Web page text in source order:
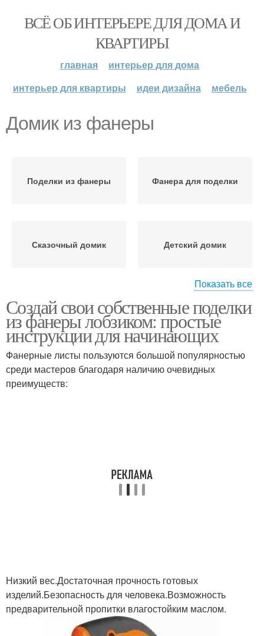
ВСЁ ОБ ИНТЕРЬЕРЕ ДЛЯ ДОМА И
КВАРТИРЫ
главная
интерьер для дома
интерьер для квартиры
идеи дизайна мебель
Домик из фанеры
Поделки из фанеры Фанера для поделки
Сказочный домик Детский домик
Домик на столбах Домик из дерева
Деревянный домик Домик для детей
Руки из фанеры
Показать все
Создай свои собственные поделки
из фанеры лобзиком: простые
инструкции для начинающих
Фанерные листы пользуются большой популярностью
среди мастеров благодаря наличию очевидных
преимуществ:
Низкий вес.Достаточная прочность готовых
изделий.Безопасность для человека.Возможность
предварительной пропитки влагостойким маслом.